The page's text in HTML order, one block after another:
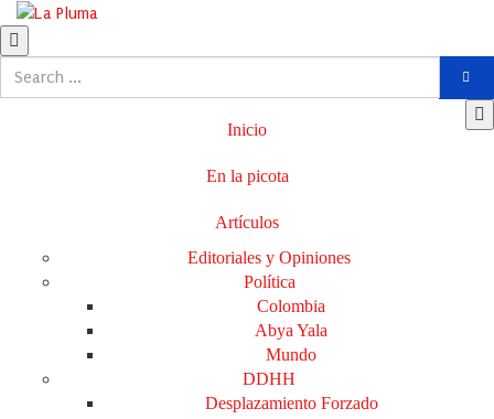
Inicio
En la picota
Artículos
Editoriales y Opiniones
Política
Colombia
Abya Yala
Mundo
DDHH
Desplazamiento Forzado